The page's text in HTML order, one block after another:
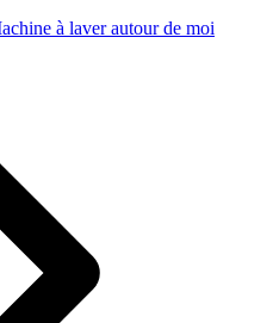
à laver autour de moi